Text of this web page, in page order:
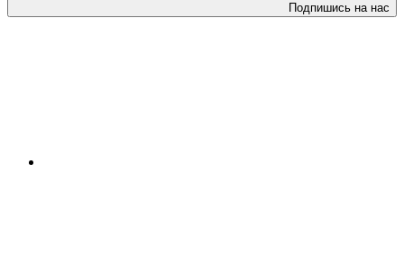
Подпишись на нас